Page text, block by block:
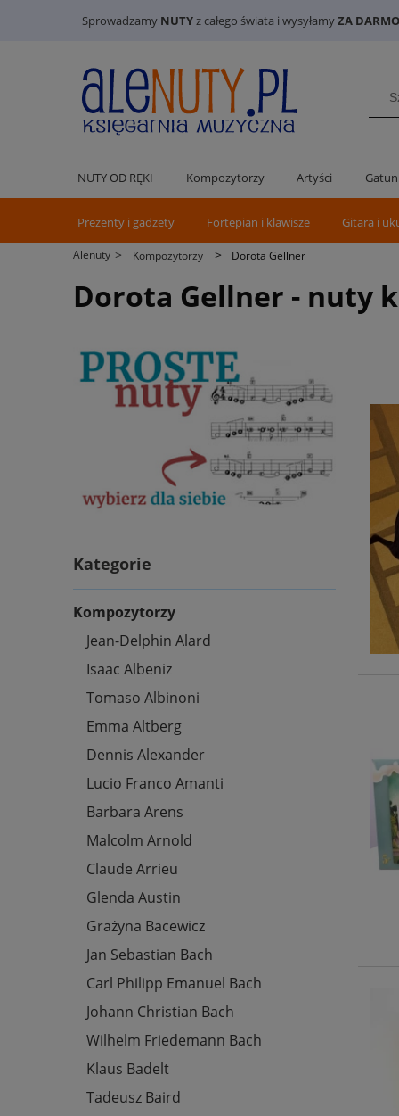
Sprowadzamy NUTYz całego świata i wysyłamyZA
NUTY OD RĘKI Kompozytorzy Artyści
Prezenty i gadżety Fortepian i klawisze Gitara i
Alenuty > Kompozytorzy > Dorota Gellner
Dorota Gellner - nuty
Kategorie
Kompozytorzy
Jean-Delphin Alard
Isaac Albeniz
Tomaso Albinoni
Emma Altberg
Dennis Alexander
Lucio Franco Amanti
Barbara Arens
Malcolm Arnold
Claude Arrieu
Glenda Austin
Grażyna Bacewicz
Jan Sebastian Bach
Carl Philipp Emanuel Bach
Johann Christian Bach
Wilhelm Friedemann Bach
Klaus Badelt
Tadeusz Baird